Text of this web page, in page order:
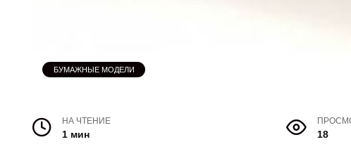
БУМАЖНЫЕ МОДЕЛИ
НА ЧТЕНИЕ
1 мин 18